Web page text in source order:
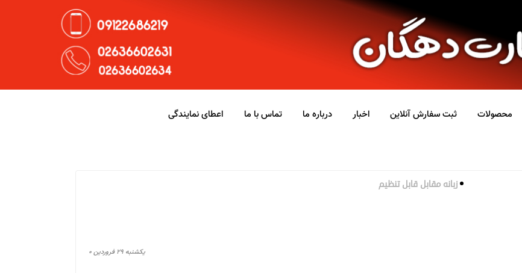
محصولات ثبت سفارش آنلاین اخبار درباره ما تماس با ما اعطای نمایندگی
زبانه مقابل قابل تنظیم
يكشنبه ۲۹ فروردین ۰